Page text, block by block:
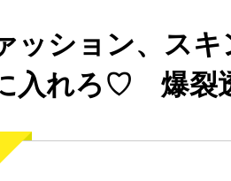
ッション、ス
入れろ♡ 爆裂